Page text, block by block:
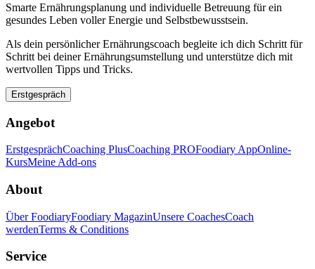
Smarte Ernährungsplanung und individuelle Betreuung für ein
gesundes Leben voller Energie und Selbstbewusstsein.
Als dein persönlicher Ernährungscoach begleite ich dich Schritt für
Schritt bei deiner Ernährungsumstellung und unterstütze dich mit
wertvollen Tipps und Tricks.
Erstgespräch
Angebot
ErstgesprächCoaching PlusCoaching PROFoodiary AppOnline-
KursMeine Add-ons
About
Über FoodiaryFoodiary MagazinUnsere CoachesCoach
werdenTerms & Conditions
Service